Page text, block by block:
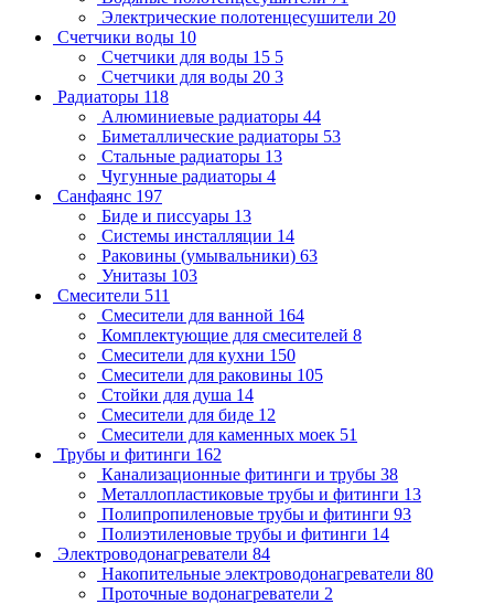
Электрические полотенцесушители 20
Счетчики воды 10
Счетчики для воды 15 5
Счетчики для воды 20 3
Радиаторы 118
Алюминиевые радиаторы 44
Биметаллические радиаторы 53
Стальные радиаторы 13
Чугунные радиаторы 4
Санфаянс 197
Биде и писсуары 13
Системы инсталляции 14
Раковины (умывальники) 63
Унитазы 103
Смесители 511
Смесители для ванной 164
Комплектующие для смесителей 8
Смесители для кухни 150
Смесители для раковины 105
Стойки для душа 14
Смесители для биде 12
Смесители для каменных моек 51
Трубы и фитинги 162
Канализационные фитинги и трубы 38
Металлопластиковые трубы и фитинги 13
Полипропиленовые трубы и фитинги 93
Полиэтиленовые трубы и фитинги 14
Электроводонагреватели 84
Накопительные электроводонагреватели 80
Проточные водонагреватели 2